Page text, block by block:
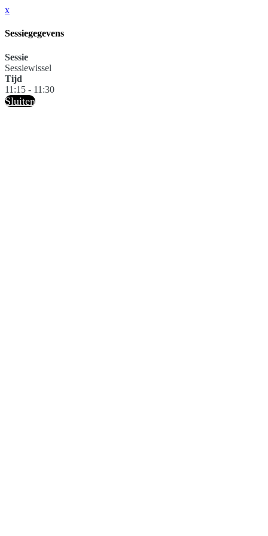
x
Sessiegegevens
Sessie
Sessiewissel
Tijd
11:15 - 11:30
Sluiten